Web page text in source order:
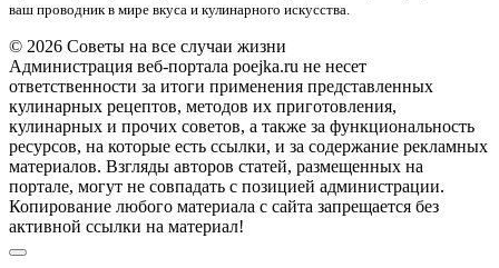
ваш проводник в мире вкуса и кулинарного искусства.
© 2026 Советы на все случаи жизни
Администрация веб-портала poejka.ru не несет
ответственности за итоги применения представленных
кулинарных рецептов, методов их приготовления,
кулинарных и прочих советов, а также за функциональность
ресурсов, на которые есть ссылки, и за содержание рекламных
материалов. Взгляды авторов статей, размещенных на
портале, могут не совпадать с позицией администрации.
Копирование любого материала с сайта запрещается без
активной ссылки на материал!